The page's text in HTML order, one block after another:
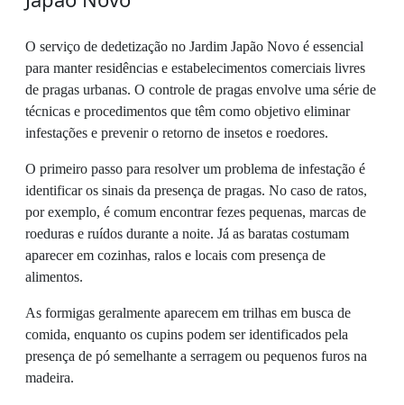
O serviço de dedetização no Jardim Japão Novo é essencial
para manter residências e estabelecimentos comerciais livres
de pragas urbanas. O controle de pragas envolve uma série de
técnicas e procedimentos que têm como objetivo eliminar
infestações e prevenir o retorno de insetos e roedores.
O primeiro passo para resolver um problema de infestação é
identificar os sinais da presença de pragas. No caso de ratos,
por exemplo, é comum encontrar fezes pequenas, marcas de
roeduras e ruídos durante a noite. Já as baratas costumam
aparecer em cozinhas, ralos e locais com presença de
alimentos.
As formigas geralmente aparecem em trilhas em busca de
comida, enquanto os cupins podem ser identificados pela
presença de pó semelhante a serragem ou pequenos furos na
madeira.